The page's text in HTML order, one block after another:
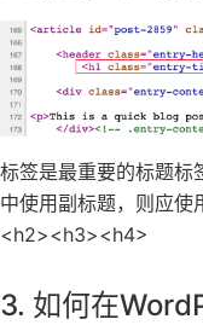
标签是最重要的标题标
中使用副标题，则应使
<h2><h3><h4>
3. 如何在